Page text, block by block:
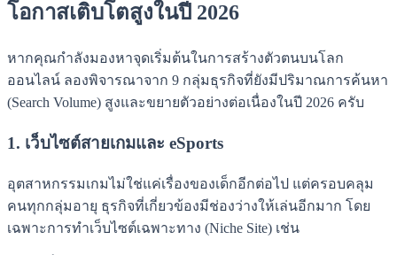
โอกาสเติบโตสูงในปี 2026
หากคุณกำลังมองหาจุดเริ่มต้นในการสร้างตัวตนบนโลก
ออนไลน์ ลองพิจารณาจาก 9 กลุ่มธุรกิจที่ยังมีปริมาณการค้นหา
(Search Volume) สูงและขยายตัวอย่างต่อเนื่องในปี 2026 ครับ
1. เว็บไซต์สายเกมและ eSports
อุตสาหกรรมเกมไม่ใช่แค่เรื่องของเด็กอีกต่อไป แต่ครอบคลุม
คนทุกกลุ่มอายุ ธุรกิจที่เกี่ยวข้องมีช่องว่างให้เล่นอีกมาก โดย
เฉพาะการทำเว็บไซต์เฉพาะทาง (Niche Site) เช่น